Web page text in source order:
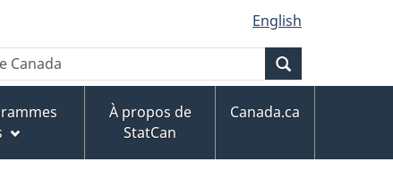
English
À propos de
StatCan
Canada.ca